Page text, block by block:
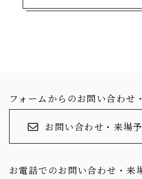
フォームからのお問い合わせ
お問い合わせ・来場
お電話でのお問い合わせ・来